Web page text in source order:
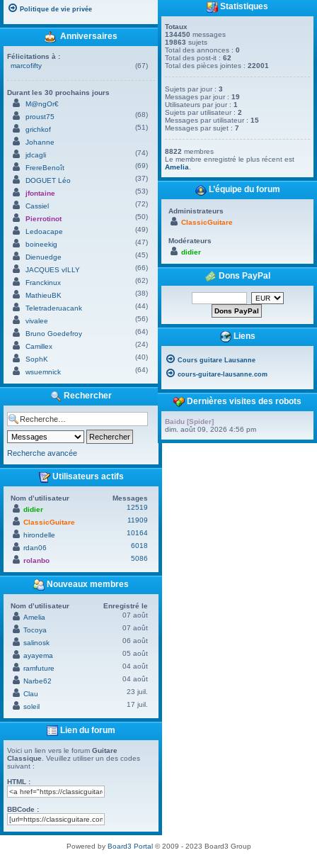
Politique de vie privée
Anniversaires
Félicitations à :
marcofifty
(67)
Durant les 30 prochains jours
M@ngOr€
proust75
(68)
grichkof
(51)
Johanne
jdcagli
(74)
FrereBenoît
(69)
DOGUET Léo
(37)
jfontaine
(53)
Cassiel
(72)
Pierrotinot
(50)
Ledoacape
(49)
boineekig
(47)
Dienuedge
(45)
JACQUES vILLY
(66)
Franckinux
(62)
MathieuBK
(38)
Teletraderuacank
(44)
vivalee
(56)
Bruno Goedefroy
(64)
Camillex
(24)
SophK
(40)
wsuemnick
(64)
Rechercher
Recherche avancée
Utilisateurs actifs
Nom d’utilisateur
Messages
didier
12519
ClassicGuitare
11909
hirondelle
10164
rdan06
6018
rolanbo
5086
Nouveaux membres
Nom d’utilisateur
Enregistré le
Amelia
07 août
Tocoya
07 août
salinosk
06 août
ayayema
05 août
ramfuture
04 août
Narbe62
04 août
Clau
23 juil.
soleil
17 juil.
Lien du forum
Voici un lien vers le forum Guitare
Classique . Veuillez utiliser un des codes
suivant :
HTML :
BBCode :
Statistiques
Totaux
134450 messages
19863 sujets
Total des annonces :0
Total des post-it :62
Total des pièces jointes :22001
Sujets par jour :3
Messages par jour :19
Utilisateurs par jour :1
Sujets par utilisateur :2
Messages par utilisateur :15
Messages par sujet :7
8822 membres
Le membre enregistré le plus récent est
Amelia
L’équipe du forum
Administrateurs
ClassicGuitare
Modérateurs
didier
Dons PayPal
Liens
Cours guitare Lausanne
cours-guitare-lausanne.com
Dernières visites des robots
Baidu [Spider]
dim. août 09, 2026 4:56 pm
Powered by Board3 Portal© 2009 - 2023 Board3 Group